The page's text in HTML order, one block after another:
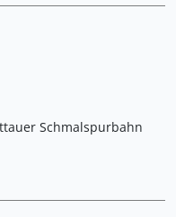
Schmalspurbahn